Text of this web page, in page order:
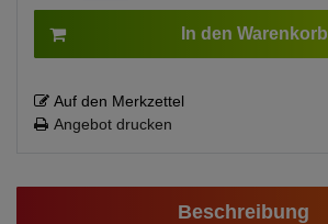
In den Warenkorb
Auf den Merkzettel
Angebot drucken
Beschreibung